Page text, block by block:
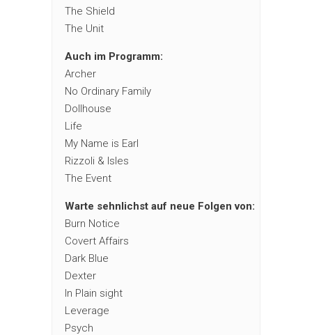
The Shield
The Unit
Auch im Programm:
Archer
No Ordinary Family
Dollhouse
Life
My Name is Earl
Rizzoli & Isles
The Event
Warte sehnlichst auf neue Folgen von:
Burn Notice
Covert Affairs
Dark Blue
Dexter
In Plain sight
Leverage
Psych